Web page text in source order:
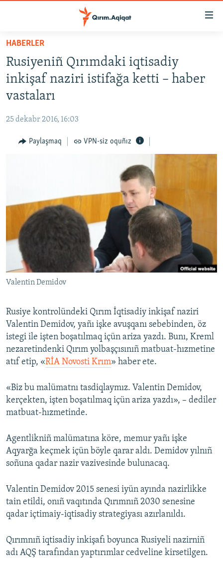
Esas
qaytmaq
Baş
navigatsiyağa
qaytmaq
Qıdıruvğa
SİYASET
İQTİSADİYAT
MEDENİYET
İNSAN AQLARI
FİKİR
Русский
Українською
QOŞULIÑIZ!
RFE/RS bütün saytları
HABERLER
Rusiyeniñ Qırımdaki iqtisadiy
inkişaf naziri istifağa ketti – haber
vastaları
25 dekabr 2016, 16:03
Paylaşmaq VPN-siz oquñız
Valentin Demidov
Rusiye kontrolündeki Qırım İqtisadiy inkişaf naziri
Valentin Demidov, yañı işke avuşqanı sebebinden, öz
istegi ile işten boşatılmaq içün ariza yazdı. Bunı, Kreml
nezaretindenki Qırım yolbaşçısınıñ matbuat-hızmetine
atıf etip, «RİA Novosti Krım» haber ete.
«Biz bu malümatnı tasdiqlaymız. Valentin Demidov,
kerçekten, işten boşatılmaq içün ariza yazdı», – dediler
matbuat-hızmetinde.
Agentlikniñ malümatına köre, memur yañı işke
Aqyarğa keçmek içün böyle qarar aldı. Demidov yılnıñ
soñuna qadar nazir vazivesinde bulunacaq.
Valentin Demidov 2015 senesi iyün ayında nazirlikke
tain etildi, onıñ vaqıtında Qırımnıñ 2030 senesine
qadar içtimaiy-iqtisadiy strategiyası azırlanıldı.
Qırımnıñ iqtisadiy inkişafı boyunca Rusiyeli nazirniñ
adı AQŞ tarafından yaptırımlar cedveline kirsetilgen.